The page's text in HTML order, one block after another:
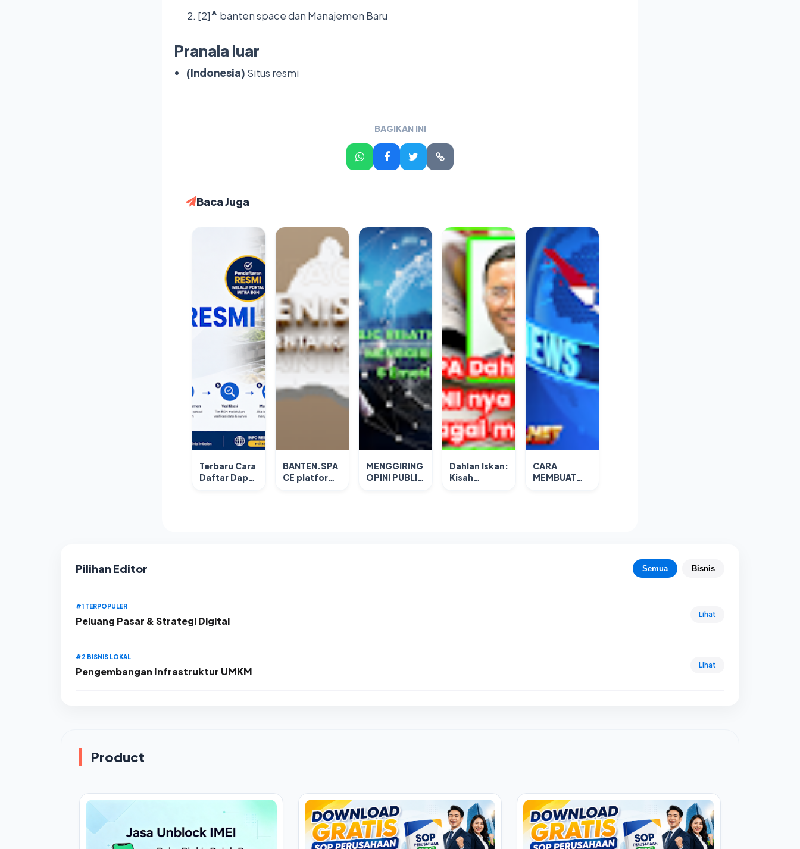
[2]^ banten space dan Manajemen Baru
Pranala luar
(Indonesia) Situs resmi
BAGIKAN INI
Baca Juga
Terbaru Cara
Daftar Dapur
BANTEN.SPA
CE platform
MENGGIRING
OPINI PUBLIK
Dahlan Iskan:
Kisah
CARA
MEMBUAT
Pilihan Editor Semua Bisnis
#1 TERPOPULER
Peluang Pasar & Strategi Digital
Lihat
#2 BISNIS LOKAL
Pengembangan Infrastruktur UMKM
Lihat
Product